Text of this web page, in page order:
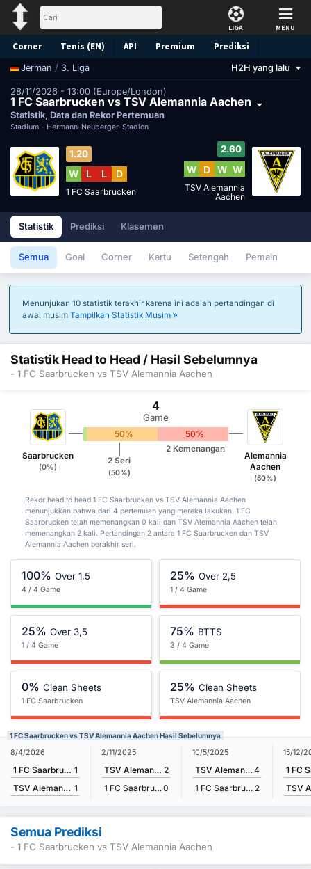
LIGA MENU
Corner Tenis (EN) API Premium Prediksi
Jerman / 3. Liga H2H yang lalu
28/11/2026 - 13:00 (Europe/London)
1 FC Saarbrucken vs TSV Alemannia Aachen
Statistik, Data dan Rekor Pertemuan
Stadium - Hermann-Neuberger-Stadion
1.20
W L L D
1 FC Saarbrucken
2.60
W D W W
TSV Alemannia
Aachen
Statistik Prediksi Klasemen
Semua Goal Corner Kartu Setengah Pemain
Menunjukan 10 statistik terakhir karena ini adalah pertandingan di
awal musim Tampilkan Statistik Musim
Statistik Head to Head / Hasil Sebelumnya
- 1 FC Saarbrucken vs TSV Alemannia Aachen
Saarbrucken
(0%)
4
Game
50% 50%
2 Seri
(50%)
2 Kemenangan
Alemannia
Aachen
(50%)
Rekor head to head 1 FC Saarbrucken vs TSV Alemannia Aachen
menunjukkan bahwa dari 4 pertemuan yang mereka lakukan, 1 FC
Saarbrucken telah memenangkan 0 kali dan TSV Alemannia Aachen telah
memenangkan 2 kali. Pertandingan 2 antara 1 FC Saarbrucken dan TSV
Alemannia Aachen berakhir seri.
100% Over 1,5
4 / 4 Game
25% Over 2,5
1 / 4 Game
25% Over 3,5
1 / 4 Game
75% BTTS
3 / 4 Game
0% Clean Sheets
1 FC Saarbrucken
25% Clean Sheets
TSV Alemannia Aachen
1 FC Saarbrucken vs TSV Alemannia Aachen Hasil Sebelumnya
8/4/2026
1 FC Saarbrucken 1
TSV Alemannia Aachen 1
2/11/2025
TSV Alemannia Aachen 2
1 FC Saarbrucken0
10/5/2025
TSV Alemannia Aachen 4
1 FC Saarbrucken 2
15/12/
Semua Prediksi
- 1 FC Saarbrucken vs TSV Alemannia Aachen